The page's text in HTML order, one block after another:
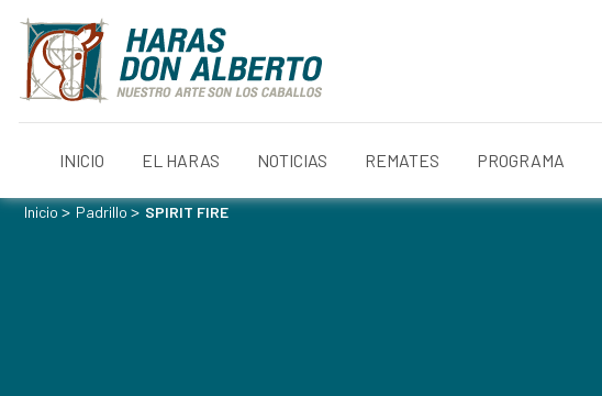
INICIO EL HARAS NOTICIAS REMATES PROGRAMA
Inicio> Padrillo> SPIRIT FIRE